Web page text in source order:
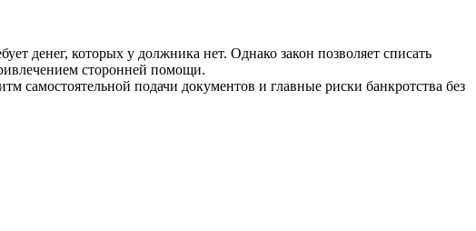
денег, которых у должника нет. Однако закон позволяет списать
сторонней помощи.
самостоятельной подачи документов и главные риски банкротства без